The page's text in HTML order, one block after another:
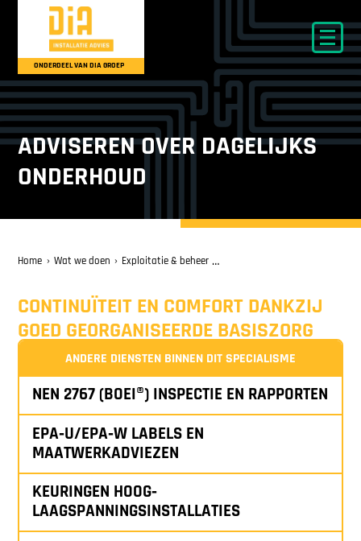
ONDERDEEL VAN DIA GROEP
ADVISEREN OVER DAGELIJKS
ONDERHOUD
Home Wat we doen Exploitatie & beheer
CONTINUÏTEIT EN COMFORT DANKZIJ
GOED GEORGANISEERDE BASISZORG
ANDERE DIENSTEN BINNEN DIT SPECIALISME
NEN 2767 (BOEI®) INSPECTIE EN RAPPORTEN
EPA‑U/EPA‑W LABELS EN
MAATWERKADVIEZEN
KEURINGEN HOOG‑
LAAGSPANNINGSINSTALLATIES